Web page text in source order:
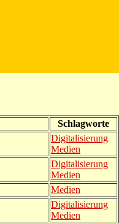
Schlagworte
Digitalisierung
Medien
Digitalisierung
Medien
Medien
Digitalisierung
Medien